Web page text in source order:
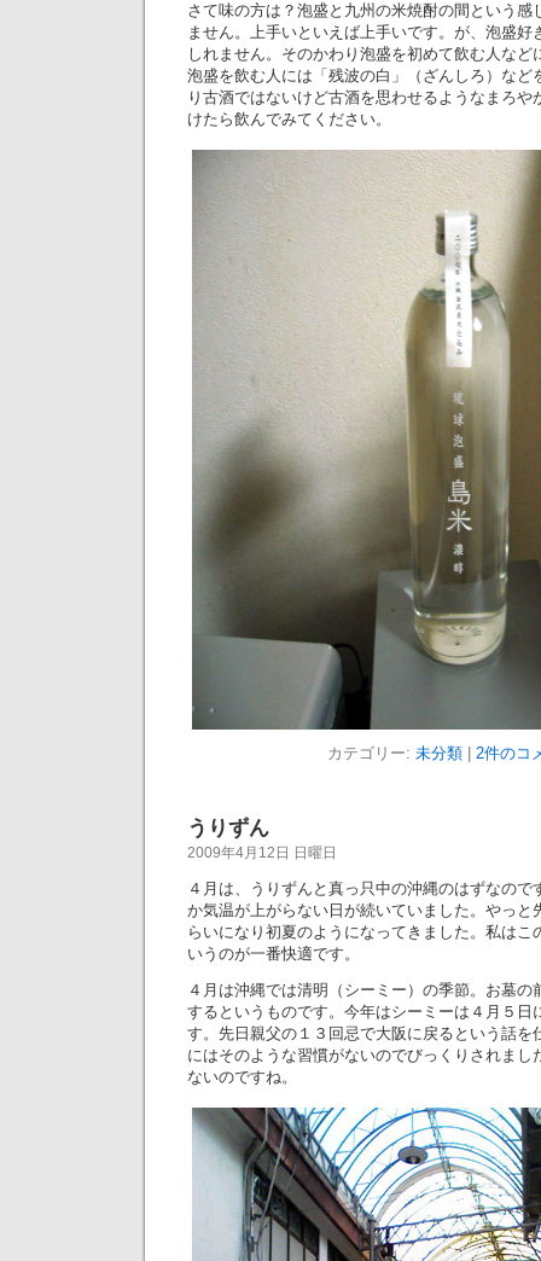
さて味の方は？泡盛と九州の米焼酎の間という感
ません。上手いといえば上手いです。が、泡盛好
しれません。そのかわり泡盛を初めて飲む人など
泡盛を飲む人には「残波の白」（ざんしろ）など
り古酒ではないけど古酒を思わせるようなまろや
けたら飲んでみてください。
カテゴリー: 未分類| 2件のコ
うりずん
2009年4月12日 日曜日
４月は、うりずんと真っ只中の沖縄のはずなので
か気温が上がらない日が続いていました。やっ
らいになり初夏のようになってきました。私は
いうのが一番快適です。
４月は沖縄では清明（シーミー）の季節。お墓の
するというものです。今年はシーミーは４月５日
す。先日親父の１３回忌で大阪に戻るという話を
にはそのような習慣がないのでびっくりされまし
ないのですね。